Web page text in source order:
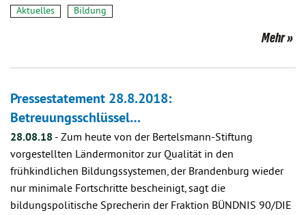
Aktuelles Bildung
Mehr
Pressestatement 28.8.2018:
Betreuungsschlüssel…
28.08.18 - Zum heute von der Bertelsmann-Stiftung
vorgestellten Ländermonitor zur Qualität in den
frühkindlichen Bildungssystemen, der Brandenburg wieder
nur minimale Fortschritte bescheinigt, sagt die
bildungspolitische Sprecherin der Fraktion BÜNDNIS 90/DIE